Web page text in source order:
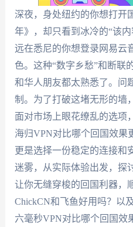
深夜，身处纽约的你想打开
年》，却只看到冰冷的“该内
远在悉尼的你想登录网易云
色。这种“数字乡愁”和断联
和华人朋友都太熟悉了。问
制。为了打破这堵无形的墙
面对市场上眼花缭乱的选项
海归VPN对比哪个回国效果
更是选择一份稳定的连接和
迷雾，从实际体验出发，探
让你无缝穿梭的回国利器，
ChickCN和飞鱼好用吗？以
六毫秒VPN对比哪个回国效